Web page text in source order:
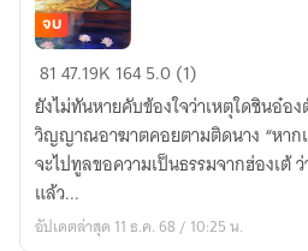
ไม่
คิด
ว่า
ตัว
ร้าย
จะ
คลั่ง
จบ
8147.19K 1645.0 (1)
ยังไม่ทันหายคับข้องใจว่าเหตุใดชินอ๋อง
วิญญาณอาฆาตคอยตามติดนาง “หาก
จะไปทูลขอความเป็นธรรมจากฮ่องเต้
แล้ว...
อัปเดตล่าสุด 11 ธ.ค. 68 / 10:25 น.